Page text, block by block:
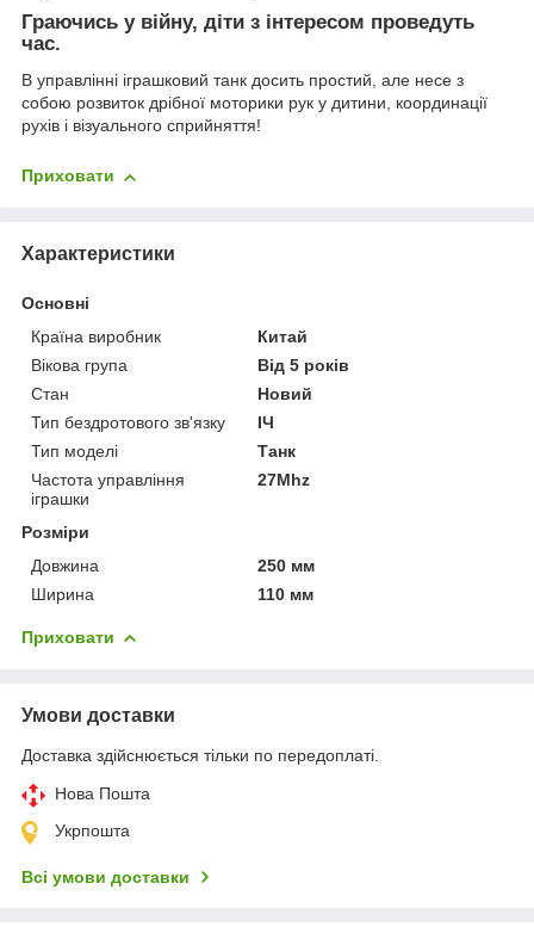
Граючись у війну, діти з інтересом проведуть
час.
В управлінні іграшковий танк досить простий, але несе з
собою розвиток дрібної моторики рук у дитини, координації
рухів і візуального сприйняття!
Приховати
Характеристики
Основні
Країна виробник
Китай
Вікова група
Від 5 років
Стан
Новий
Тип бездротового зв'язку
ІЧ
Тип моделі
Танк
Частота управління
іграшки
27Mhz
Розміри
Довжина
250 мм
Ширина
110 мм
Приховати
Умови доставки
Доставка здійснюється тільки по передоплаті.
Нова Пошта
Укрпошта
Всі умови доставки